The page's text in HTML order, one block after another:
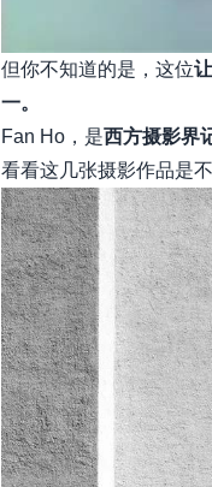
但你不知道的是，这位
一。
Fan Ho，是西方摄影界
看看这几张摄影作品是